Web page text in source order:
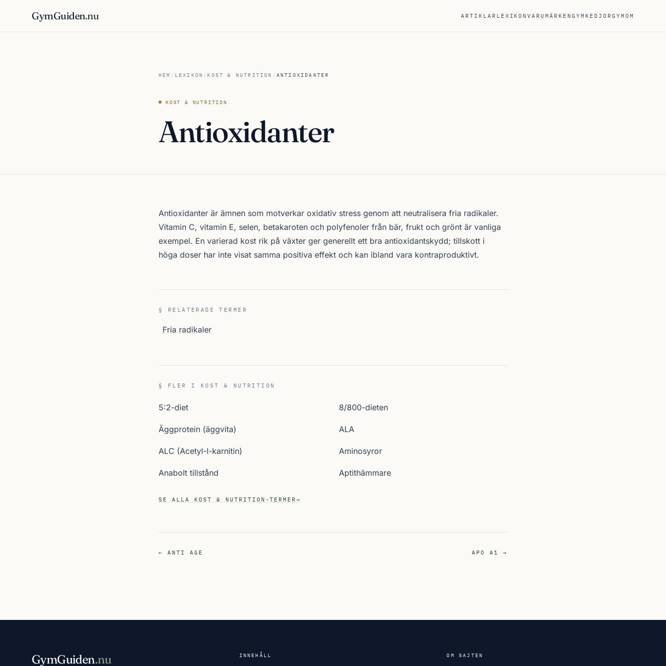
GymGuiden.nu ARTIKLAR LEXIKONVARUMÄRKENGYMKEDJORGYMOM
HEM / LEXIKON /KOST & NUTRITION / ANTIOXIDANTER
KOST & NUTRITION
Antioxidanter
Antioxidanter är ämnen som motverkar oxidativ stress genom att neutralisera fria radikaler.
Vitamin C, vitamin E, selen, betakaroten och polyfenoler från bär, frukt och grönt är vanliga
exempel. En varierad kost rik på växter ger generellt ett bra antioxidantskydd; tillskott i
höga doser har inte visat samma positiva effekt och kan ibland vara kontraproduktivt.
§ RELATERADE TERMER
Fria radikaler
§ FLER I KOST & NUTRITION
5:2-diet 8/800-dieten
Äggprotein (äggvita) ALA
ALC (Acetyl-l-karnitin) Aminosyror
Anabolt tillstånd Aptithämmare
SE ALLA KOST & NUTRITION-TERMER→
← ANTI AGE APO A1 →
GymGuiden.nu INNEHÅLL OM SAJTEN